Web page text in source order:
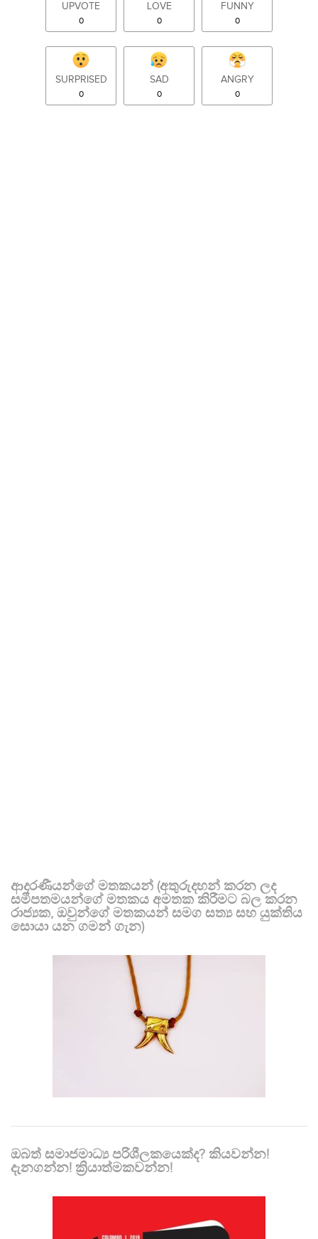
UPVOTE
0
LOVE
0
FUNNY
0
SURPRISED
0
SAD
0
ANGRY
0
ආදරණීයන්ගේ මතකයන් (අතුරුදහන් කරන ලද
සමීපතමයන්ගේ මතකය අමතක කිරීමට බල කරන
රාජ්‍යක, ඔවුන්ගේ මතකයන් සමග සත්‍ය සහ යුක්තිය
සොයා යන ගමන් ගැන)
ඔබත් සමාජමාධ්‍ය පරිශීලකයෙක්ද? කියවන්න!
දැනගන්න! ක්‍රියාත්මකවන්න!